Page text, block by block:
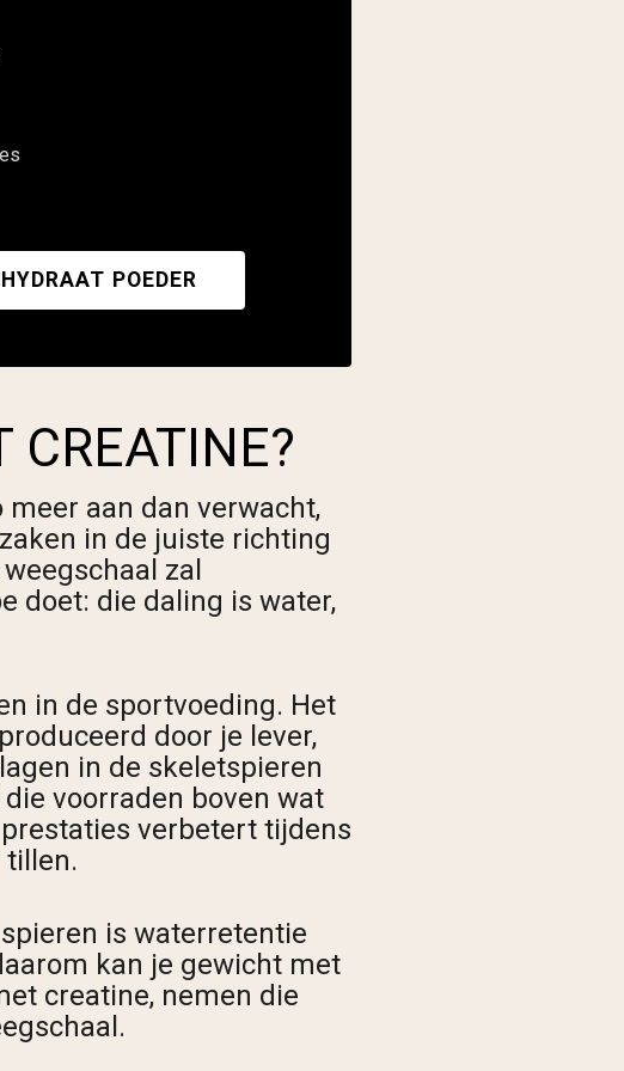
POEDER
aan dan verwacht,
in de juiste richting
zal
doet: die daling is water,
in de sportvoeding. Het
door je lever,
in de skeletspieren
voorraden boven wat
verbetert tijdens
tillen.
is waterretentie
kan je gewicht met
creatine, nemen die